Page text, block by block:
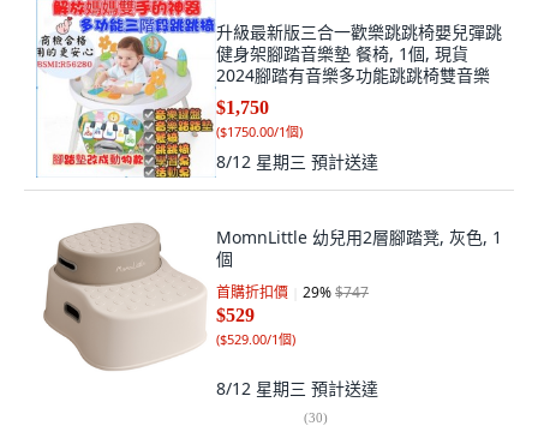
升級最新版三合一歡樂跳跳椅嬰兒彈跳
健身架腳踏音樂墊 餐椅, 1個, 現貨
2024腳踏有音樂多功能跳跳椅雙音樂
$1,750
($1750.00/1個)
8/12 星期三 預計送達
MomnLittle 幼兒用2層腳踏凳, 灰色, 1
個
首購折扣價 29%$747
$529
($529.00/1個)
8/12 星期三 預計送達
(30)